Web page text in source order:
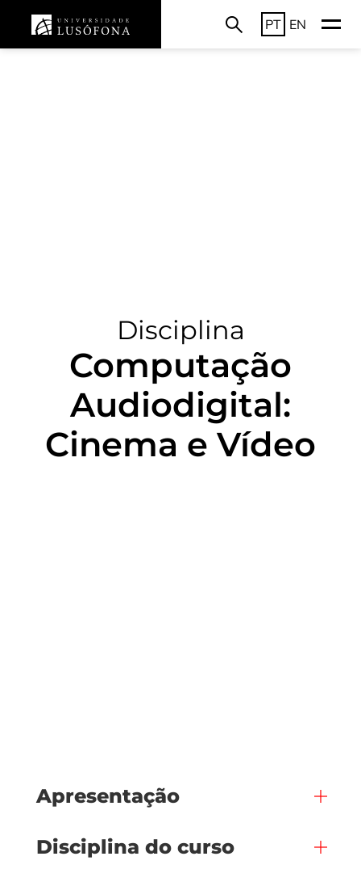
PT EN
Disciplina
Computação
Audiodigital:
Cinema e Vídeo
Apresentação
Disciplina do curso